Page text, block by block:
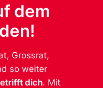
dem
Grossrat,
so weiter
dich. Mit